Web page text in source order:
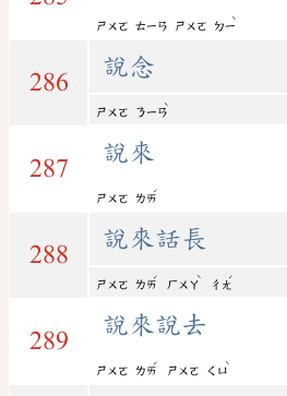
ㄕㄨㄛ ㄊㄧㄢ ㄕㄨㄛ ㄉㄧ
ˋ
286
說念
ㄕㄨㄛ ㄋㄧㄢ
ˋ
287
說來
ㄕㄨㄛ ㄌㄞ
ˊ
288
說來話長
ㄕㄨㄛ ㄌㄞ
ˊ
ㄏㄨㄚ
ˋ
ㄔㄤ
ˊ
289
說來說去
ㄕㄨㄛ ㄌㄞ
ˊ
ㄕㄨㄛ ㄑㄩ
ˋ